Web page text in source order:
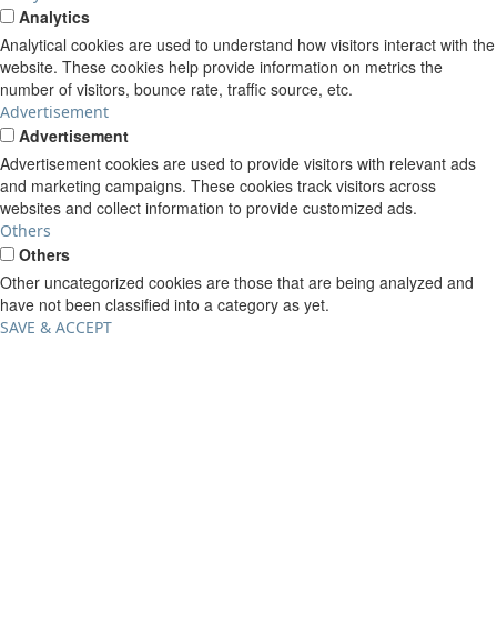
Analytics
Analytical cookies are used to understand how visitors interact with the
website. These cookies help provide information on metrics the
number of visitors, bounce rate, traffic source, etc.
Advertisement
Advertisement
Advertisement cookies are used to provide visitors with relevant ads
and marketing campaigns. These cookies track visitors across
websites and collect information to provide customized ads.
Others
Others
Other uncategorized cookies are those that are being analyzed and
have not been classified into a category as yet.
SAVE & ACCEPT